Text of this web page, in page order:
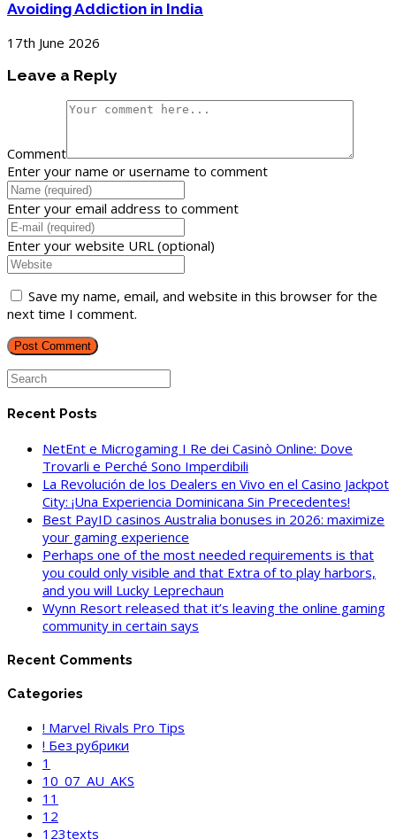
Avoiding Addiction in India
17th June 2026
Leave a Reply
Comment
Enter your name or username to comment
Enter your email address to comment
Enter your website URL (optional)
Save my name, email, and website in this browser for the
next time I comment.
Recent Posts
NetEnt e Microgaming I Re dei Casinò Online: Dove
Trovarli e Perché Sono Imperdibili
La Revolución de los Dealers en Vivo en el Casino Jackpot
City: ¡Una Experiencia Dominicana Sin Precedentes!
Best PayID casinos Australia bonuses in 2026: maximize
your gaming experience
Perhaps one of the most needed requirements is that
you could only visible and that Extra of to play harbors,
and you will Lucky Leprechaun
Wynn Resort released that it’s leaving the online gaming
community in certain says
Recent Comments
Categories
! Marvel Rivals Pro Tips
! Без рубрики
1
10_07_AU_AKS
11
12
123texts